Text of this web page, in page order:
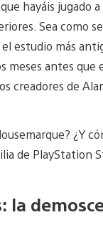
hayáis jugado
Sea como
estudio más
meses antes que
creadores de
¿Y
de PlayStation
la